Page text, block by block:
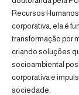
Recursos
corporativa, ela é
transformação por
criando soluções
socioambiental
corporativa e
sociedade.